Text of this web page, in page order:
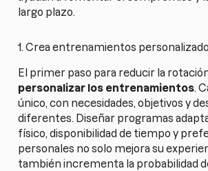
largo plazo.
1. Crea entrenamientos
El primer paso para reducir la
personalizar los entrenamientos.
único, con necesidades, objetivos y
diferentes. Diseñar programas
físico, disponibilidad de tiempo y
personales no solo mejora su
también incrementa la probabilidad